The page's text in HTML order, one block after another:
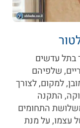
בתל עדשים
שלפיהם
למקום, לצורך
התקנה
התחומים
עצמו, על מנת